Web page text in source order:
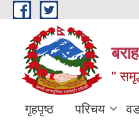
Skip to main content
"
गृहपृष्ठ परिचय